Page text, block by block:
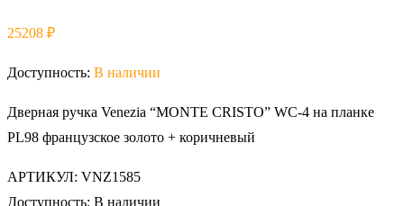
25208 ₽
Доступность: В наличии
Дверная ручка Venezia “MONTE CRISTO” WC-4 на планке
PL98 французское золото + коричневый
АРТИКУЛ: VNZ1585
Доступность: В наличии